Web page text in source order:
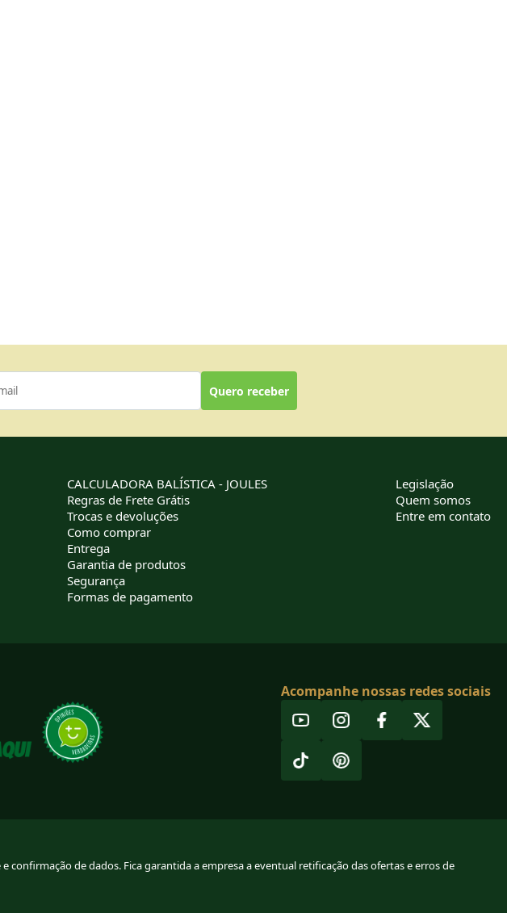
Quero receber
CALCULADORA BALÍSTICA - JOULES
Regras de Frete Grátis
Trocas e devoluções
Como comprar
Entrega
Garantia de produtos
Segurança
Formas de pagamento
Legislação
Quem somos
Entre em contato
Acompanhe nossas redes sociais
confirmação de dados. Fica garantida a empresa a eventual retificação das ofertas e erros de